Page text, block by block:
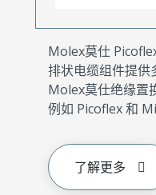
Molex莫仕
排状电缆组件提供
Molex莫仕绝缘置
例如 Picoflex 和
了解更多